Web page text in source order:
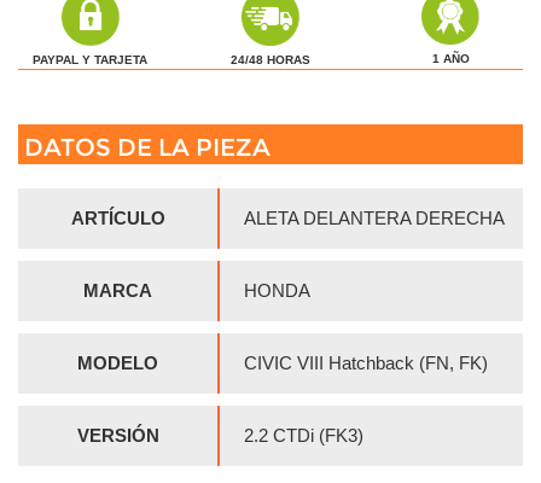
PAYPAL Y TARJETA 24/48 HORAS 1 AÑO
DATOS DE LA PIEZA
ARTÍCULO ALETA DELANTERA DERECHA
MARCA HONDA
MODELO CIVIC VIII Hatchback (FN, FK)
VERSIÓN 2.2 CTDi (FK3)